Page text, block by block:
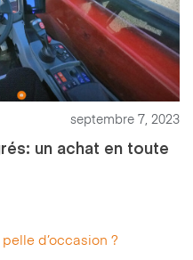
septembre 7, 2023
un achat en toute